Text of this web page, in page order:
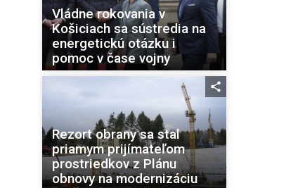
Vládne rokovania v
Košiciach sa sústredia na
energetickú otázku i
pomoc v čase vojny
Rezort obrany sa stal
priamym prijímateľom
prostriedkov z Plánu
obnovy na modernizáciu